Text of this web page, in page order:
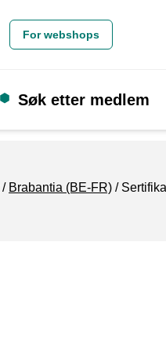
For webshops
Søk etter medlem
Brabantia (BE-FR)